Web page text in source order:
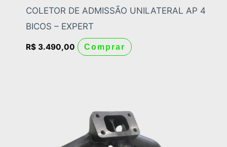
COLETOR DE ADMISSÃO UNILATERAL AP 4
BICOS – EXPERT
R$ 3.490,00 Comprar